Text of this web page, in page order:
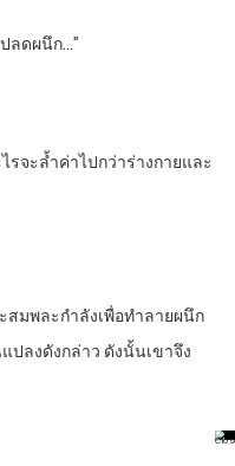
ลดผนึก…”
รจะล้ำค่าไปกว่าร่างกายและ
ะสมพละกำลังเพื่อทำลายผนึก
ปลงดังกล่าว ดังนั้นเขาจึง